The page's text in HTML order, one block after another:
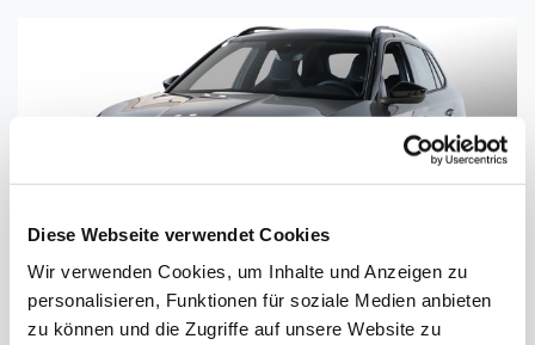
Diese Webseite verwendet Cookies
Wir verwenden Cookies, um Inhalte und Anzeigen zu
personalisieren, Funktionen für soziale Medien anbieten
zu können und die Zugriffe auf unsere Website zu